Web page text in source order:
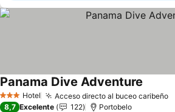
3 Estrellas
Hotel Acceso directo al buceo caribeño
Panama Dive Adventure
8,7 Excelente 122 Portobelo